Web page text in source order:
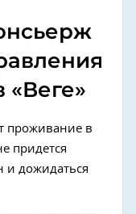
проживание в
придется
и дожидаться